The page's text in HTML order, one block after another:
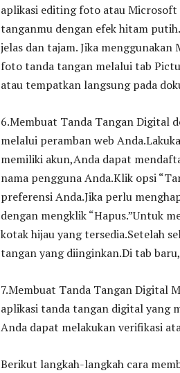
aplikasi editing foto atau
tanganmu dengan efek hitam
jelas dan tajam. Jika
foto tanda tangan melalui tab
atau tempatkan langsung pada
6.Membuat Tanda Tangan Digital
melalui peramban web
memiliki akun,Anda dapat
nama pengguna Anda.Klik opsi
preferensi Anda.Jika perlu
dengan mengklik “Hapus.”Untuk
kotak hijau yang tersedia.Setelah
tangan yang diinginkan.Di tab
7.Membuat Tanda Tangan Digital
aplikasi tanda tangan digital yang
Anda dapat melakukan verifikasi
Berikut langkah-langkah cara